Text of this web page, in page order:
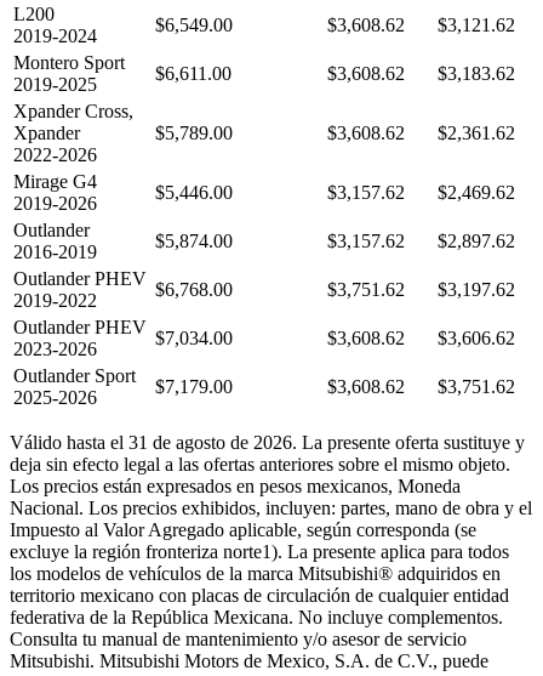
L200
2019-2024
$6,549.00 $3,608.62
$3,121.62
Montero Sport
2019-2025
$6,611.00 $3,608.62
$3,183.62
Xpander Cross,
Xpander
2022-2026
$5,789.00 $3,608.62 $2,361.62
Mirage G4
2019-2026
$5,446.00 $3,157.62
$2,469.62
Outlander
2016-2019
$5,874.00 $3,157.62
$2,897.62
Outlander PHEV
2019-2022
$6,768.00 $3,751.62
$3,197.62
Outlander PHEV
2023-2026
$7,034.00 $3,608.62
$3,606.62
Outlander Sport
2025-2026
$7,179.00 $3,608.62 $3,751.62
Válido hasta el 31 de agosto de 2026. La presente oferta sustituye y
deja sin efecto legal a las ofertas anteriores sobre el mismo objeto.
Los precios están expresados en pesos mexicanos, Moneda
Nacional. Los precios exhibidos, incluyen: partes, mano de obra y el
Impuesto al Valor Agregado aplicable, según corresponda (se
excluye la región fronteriza norte1). La presente aplica para todos
los modelos de vehículos de la marca Mitsubishi® adquiridos en
territorio mexicano con placas de circulación de cualquier entidad
federativa de la República Mexicana. No incluye complementos.
Consulta tu manual de mantenimiento y/o asesor de servicio
Mitsubishi. Mitsubishi Motors de Mexico, S.A. de C.V., puede